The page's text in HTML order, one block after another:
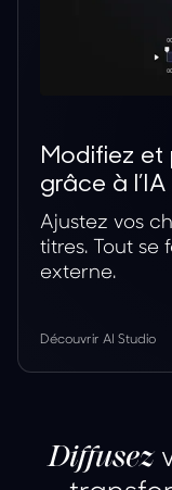
Modifiez et
grâce à l’IA
Ajustez vos
titres. Tout se
externe.
Découvrir AI Studio
Diffusez